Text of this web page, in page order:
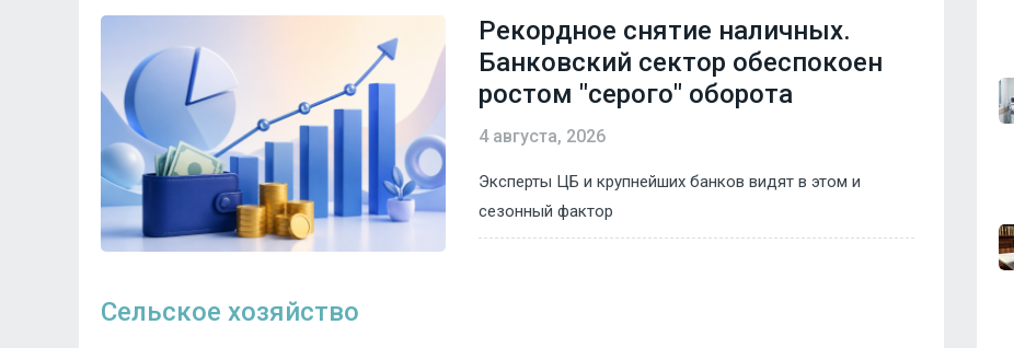
Рекордное снятие наличных.
Банковский сектор обеспокоен
ростом "серого" оборота
4 августа, 2026
Эксперты ЦБ и крупнейших банков видят в этом и
сезонный фактор
Сельское хозяйство